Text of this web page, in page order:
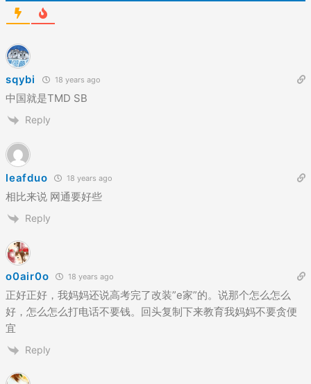
sqybi 18 years ago
中国就是TMD SB
Reply
leafduo 18 years ago
相比来说 网通要好些
Reply
o0air0o 18 years ago
正好正好，我妈妈还说高考完了改装”e家”的。说那个怎么怎么
好，怎么怎么打电话不要钱。回头复制下来教育我妈妈不要贪便
宜
Reply